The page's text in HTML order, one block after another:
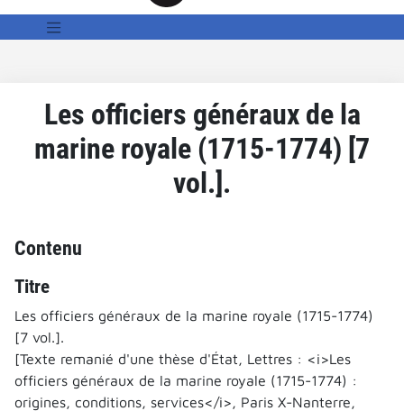
Les officiers généraux de la
marine royale (1715-1774) [7
vol.].
Contenu
Titre
Les officiers généraux de la marine royale (1715-1774)
[7 vol.].
[Texte remanié d'une thèse d'État, Lettres : <i>Les
officiers généraux de la marine royale (1715-1774) :
origines, conditions, services</i>, Paris X-Nanterre,